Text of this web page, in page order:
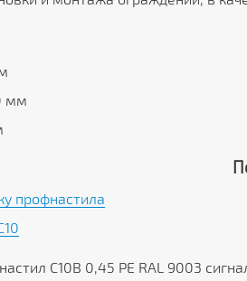
мм
профнастила
С10В 0,45 PE RAL 9003